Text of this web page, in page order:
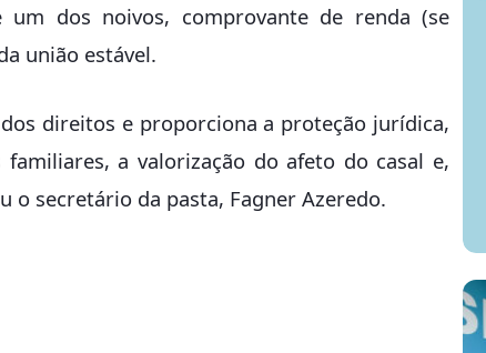
dos noivos, comprovante de renda (se
união estável.
direitos e proporciona a proteção jurídica,
a valorização do afeto do casal e,
o secretário da pasta, Fagner Azeredo.